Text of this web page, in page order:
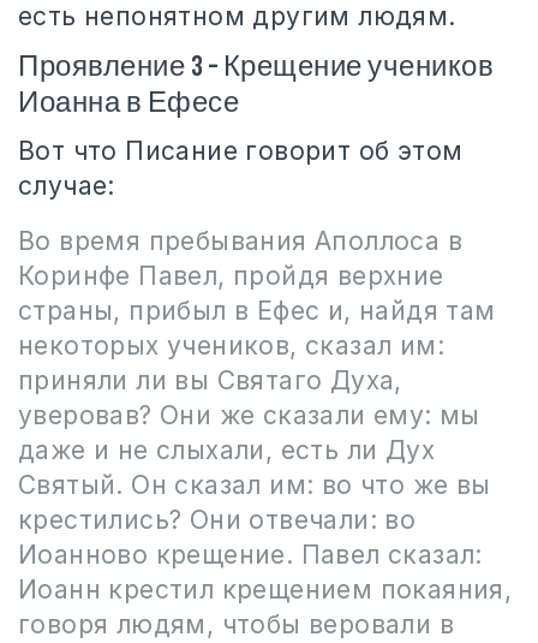
есть непонятном другим людям.
Проявление 3 – Крещение учеников
Иоанна в Ефесе
Вот что Писание говорит об этом
случае:
Во время пребывания Аполлоса в
Коринфе Павел, пройдя верхние
страны, прибыл в Ефес и, найдя там
некоторых учеников, сказал им:
приняли ли вы Святаго Духа,
уверовав? Они же сказали ему: мы
даже и не слыхали, есть ли Дух
Святый. Он сказал им: во что же вы
крестились? Они отвечали: во
Иоанново крещение. Павел сказал:
Иоанн крестил крещением покаяния,
говоря людям, чтобы веровали в